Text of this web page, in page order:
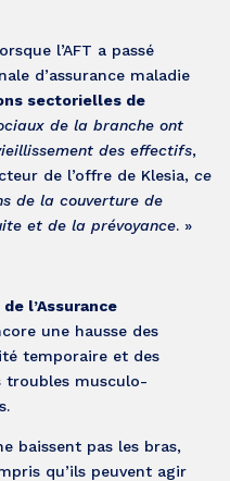
l’AFT a passé
d’assurance maladie
sectorielles de
de la branche ont
des effectifs,
de l’offre de Klesia,ce
de la couverture de
et de la prévoyance. »
l’Assurance
une hausse des
temporaire et des
troubles musculo-
baissent pas les bras,
qu’ils peuvent agir